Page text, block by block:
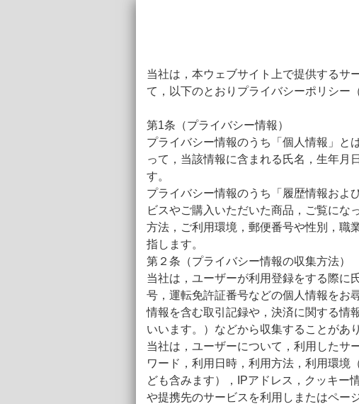
当社は，本ウェブサイト上で提供するサ
て，以下のとおりプライバシーポリシー
第1条（プライバシー情報）
プライバシー情報のうち「個人情報」と
って，当該情報に含まれる氏名，生年月
す。
プライバシー情報のうち「履歴情報およ
ビスやご購入いただいた商品，ご覧にな
方法，ご利用環境，郵便番号や性別，職
指します。
第２条（プライバシー情報の収集方法）
当社は，ユーザーが利用登録をする際に
号，運転免許証番号などの個人情報をお
情報を含む取引記録や，決済に関する情
いいます。）などから収集することがあ
当社は，ユーザーについて，利用したサ
ワード，利用日時，利用方法，利用環境
ども含みます），IPアドレス，クッキー
や提携先のサービスを利用しまたはペー